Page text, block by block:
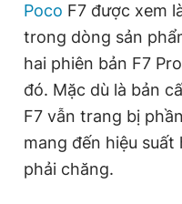
Sản phẩm khác
Tiện ích
Thông tin tòa soạn
Poco F7 được xem
trong dòng sản
hai phiên bản F7
đó. Mặc dù là bản
F7 vẫn trang bị
mang đến hiệu suất
phải chăng.